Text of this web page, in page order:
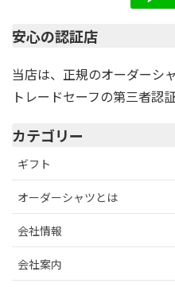
安心の認証店
当店は、正規のオーダーシ
トレードセーフの第三者認
カテゴリー
ギフト
オーダーシャツとは
会社情報
会社案内